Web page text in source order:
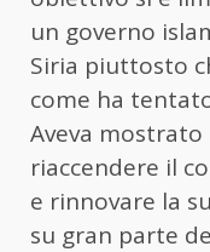
un governo
Siria piuttosto
come ha
Aveva
riaccendere il
e rinnovare la
su gran parte